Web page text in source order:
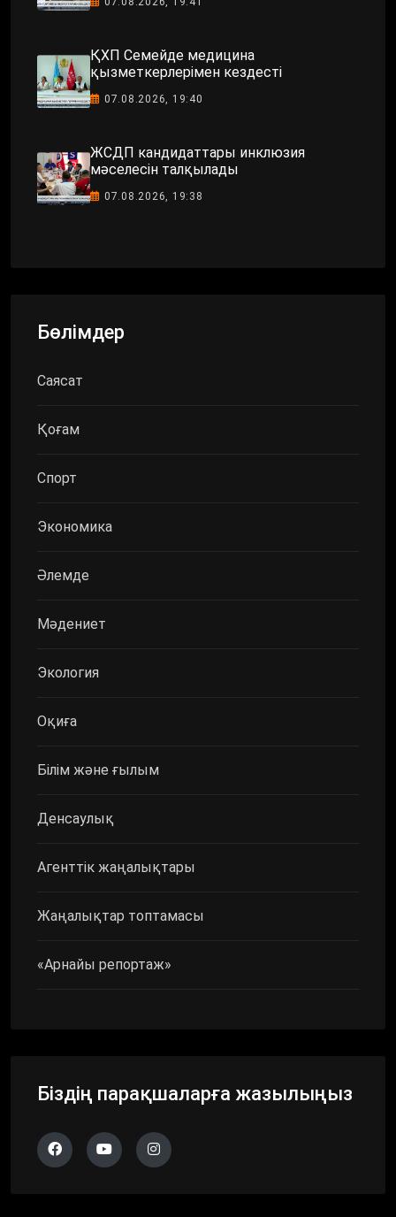
ҚХП Семейде медицина
қызметкерлерімен кездесті
07.08.2026, 19:40
ЖСДП кандидаттары инклюзия
мәселесін талқылады
07.08.2026, 19:38
Бөлімдер
Саясат
Қоғам
Спорт
Экономика
Әлемде
Мәдениет
Экология
Оқиға
Білім және ғылым
Денсаулық
Агенттік жаңалықтары
Жаңалықтар топтамасы
«Арнайы репортаж»
Біздің парақшаларға жазылыңыз